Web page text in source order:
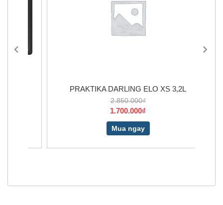
PRAKTIKA DARLING ELO XS 3,2L
2.850.000₫
1.700.000₫
Mua ngay